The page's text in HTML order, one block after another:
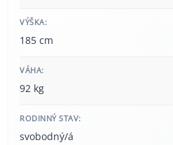
VÝŠKA:
185 cm
VÁHA:
92 kg
RODINNÝ STAV:
svobodný/á